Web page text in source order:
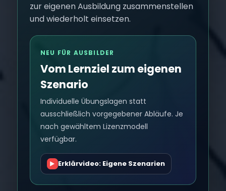
zur eigenen Ausbildung zusammenstellen
und wiederholt einsetzen.
NEU FÜR AUSBILDER
Vom Lernziel zum eigenen
Szenario
Individuelle Übungslagen statt
ausschließlich vorgegebener Abläufe. Je
nach gewähltem Lizenzmodell
verfügbar.
▶ Erklärvideo: Eigene Szenarien